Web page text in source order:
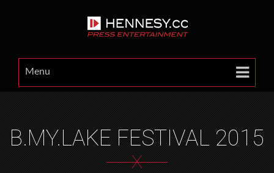
Menu
B.MY.LAKE FESTIVAL 2015
X